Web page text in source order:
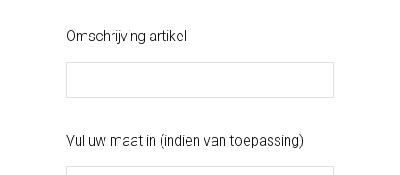
Omschrijving artikel
Vul uw maat in (indien van toepassing)